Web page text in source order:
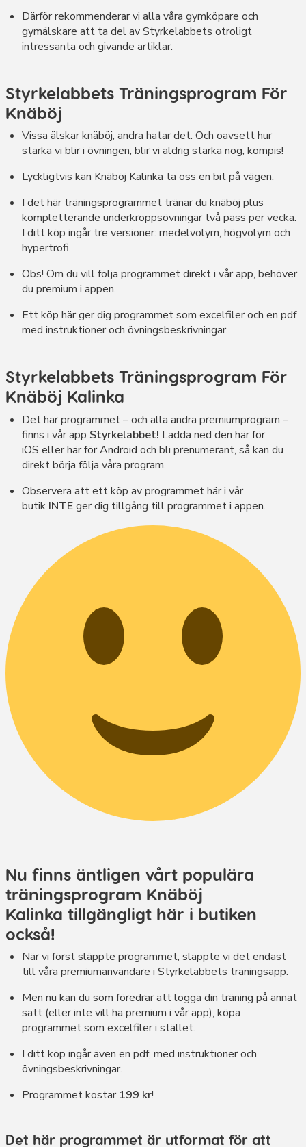
Därför rekommenderar vi alla våra gymköpare och
gymälskare att ta del av Styrkelabbets otroligt
intressanta och givande artiklar.
Styrkelabbets Träningsprogram För
Knäböj
Vissa älskar knäböj, andra hatar det. Och oavsett hur
starka vi blir i övningen, blir vi aldrig starka nog, kompis!
Lyckligtvis kan Knäböj Kalinka ta oss en bit på vägen.
I det här träningsprogrammet tränar du knäböj plus
kompletterande underkroppsövningar två pass per vecka.
I ditt köp ingår tre versioner: medelvolym, högvolym och
hypertrofi.
Obs! Om du vill följa programmet direkt i vår app, behöver
du premium i appen.
Ett köp här ger dig programmet som excelfiler och en pdf
med instruktioner och övningsbeskrivningar.
Styrkelabbets Träningsprogram För
Knäböj Kalinka
Det här programmet – och alla andra premiumprogram –
finns i vår app Styrkelabbet! Ladda ned den här för
iOS ellerhär för Android och bli prenumerant, så kan du
direkt börja följa våra program.
Observera att ett köp av programmet här i vår
butik INTEger dig tillgång till programmet i appen.
Nu finns äntligen vårt populära
träningsprogram Knäböj
Kalinka tillgängligt här i butiken
också!
När vi först släppte programmet, släppte vi det endast
till våra premiumanvändare i Styrkelabbets träningsapp.
Men nu kan du som föredrar att logga din träning på annat
sätt (eller inte vill ha premium i vår app), köpa
programmet som excelfiler i stället.
I ditt köp ingår även en pdf, med instruktioner och
övningsbeskrivningar.
Programmet kostar 199 kr!
Det här programmet är utformat för att